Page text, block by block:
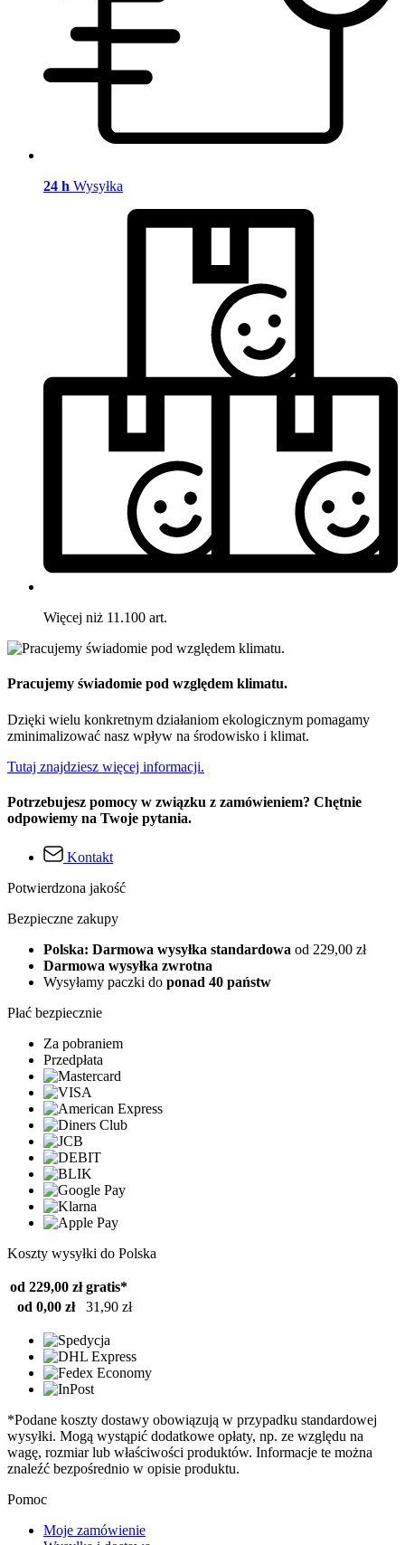
24 h Wysyłka
Więcej niż 11.100 art.
Pracujemy świadomie pod względem klimatu.
Dzięki wielu konkretnym działaniom ekologicznym pomagamy
zminimalizować nasz wpływ na środowisko i klimat.
Tutaj znajdziesz więcej informacji.
Potrzebujesz pomocy w związku z zamówieniem? Chętnie
odpowiemy na Twoje pytania.
Kontakt
Potwierdzona jakość
Bezpieczne zakupy
Polska: Darmowa wysyłka standardowa od 229,00 zł
Darmowa wysyłka zwrotna
Wysyłamy paczki do ponad 40 państw
Płać bezpiecznie
Za pobraniem
Przedpłata
Koszty wysyłki do Polska
od 229,00 zł gratis*
od 0,00 zł
31,90 zł
*Podane koszty dostawy obowiązują w przypadku standardowej
wysyłki. Mogą wystąpić dodatkowe opłaty, np. ze względu na
wagę, rozmiar lub właściwości produktów. Informacje te można
znaleźć bezpośrednio w opisie produktu.
Pomoc
Moje zamówienie